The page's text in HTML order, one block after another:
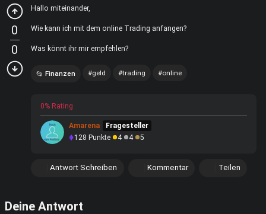
0
0
Hallo miteinander,
Wie kann ich mit dem online Trading anfangen?
Was könnt ihr mir empfehlen?
Finanzen geld trading online
0% Rating
Amarena
Fragesteller
128 Punkte 4 4 5
Antwort Schreiben Kommentar Teilen
Deine Antwort